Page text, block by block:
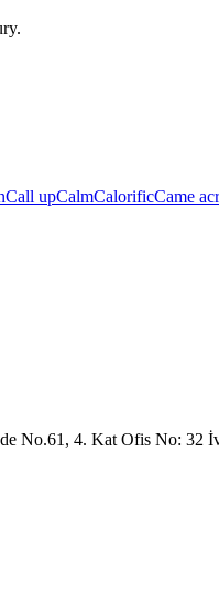
Call upCalmCalorificCame
No.61, 4. Kat Ofis No: 32